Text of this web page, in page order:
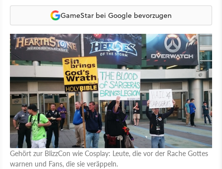
GameStar bei Google bevorzugen
Gehört zur BlizzCon wie Cosplay: Leute, die vor der Rache Gottes
warnen und Fans, die sie veräppeln.